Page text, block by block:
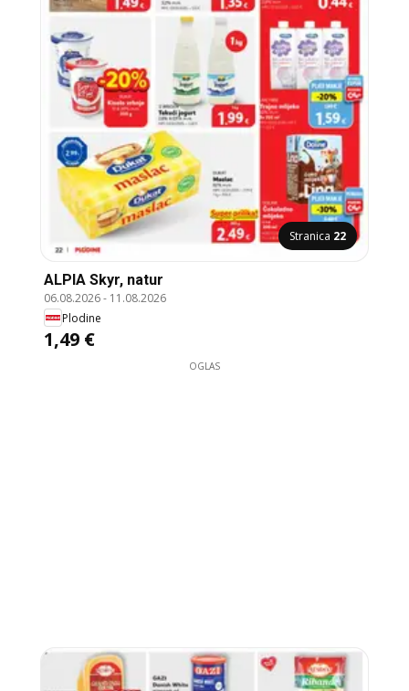
Stranica 22
ALPIA Skyr, natur
06.08.2026- 11.08.2026
Plodine
1,49 €
OGLAS